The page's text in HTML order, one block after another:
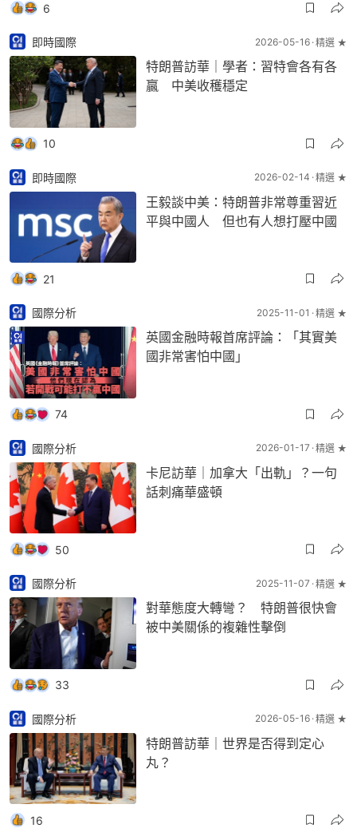
6
即時國際 2026-05-16 精選 ★
特朗普訪華｜學者：習特會各有各
贏 中美收穫穩定
10
即時國際 2026-02-14 精選 ★
王毅談中美：特朗普非常尊重習近
平與中國人 但也有人想打壓中國
21
國際分析 2025-11-01 精選 ★
英國金融時報首席評論：「其實美
國非常害怕中國」
74
國際分析 2026-01-17 精選 ★
卡尼訪華｜加拿大「出軌」？一句
話刺痛華盛頓
50
國際分析 2025-11-07 精選 ★
對華態度大轉彎？ 特朗普很快會
被中美關係的複雜性擊倒
33
國際分析 2026-05-16 精選 ★
特朗普訪華｜世界是否得到定心
丸？
16